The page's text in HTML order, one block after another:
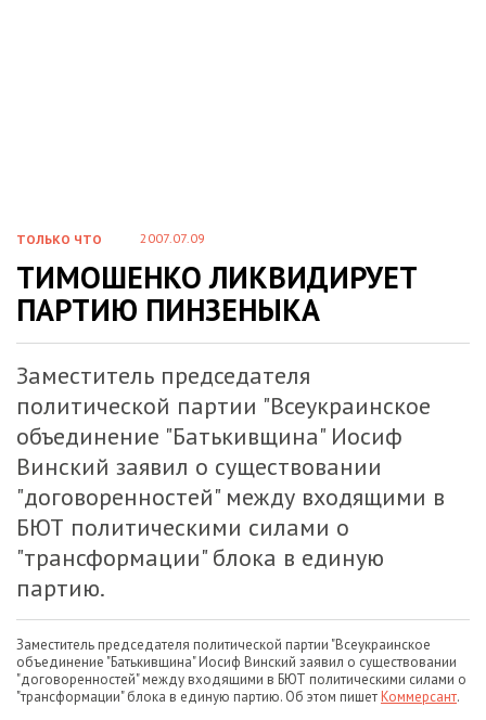
ТОЛЬКО ЧТО 2007.07.09
ТИМОШЕНКО ЛИКВИДИРУЕТ
ПАРТИЮ ПИНЗЕНЫКА
Заместитель председателя
политической партии "Всеукраинское
объединение "Батькивщина" Иосиф
Винский заявил о существовании
"договоренностей" между входящими в
БЮТ политическими силами о
"трансформации" блока в единую
партию.
Заместитель председателя политической партии "Всеукраинское
объединение "Батькивщина" Иосиф Винский заявил о существовании
"договоренностей" между входящими в БЮТ политическими силами о
"трансформации" блока в единую партию. Об этом пишетКоммерсант.